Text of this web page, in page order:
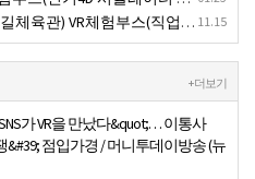
11.15
(직업진로체험 / 인기VR체험)-VR렌탈대여행사
+ 더보기
가 VR을 만났다&quot;… 이통사
&#39; 점입가경 / 머니투데이방송 (뉴